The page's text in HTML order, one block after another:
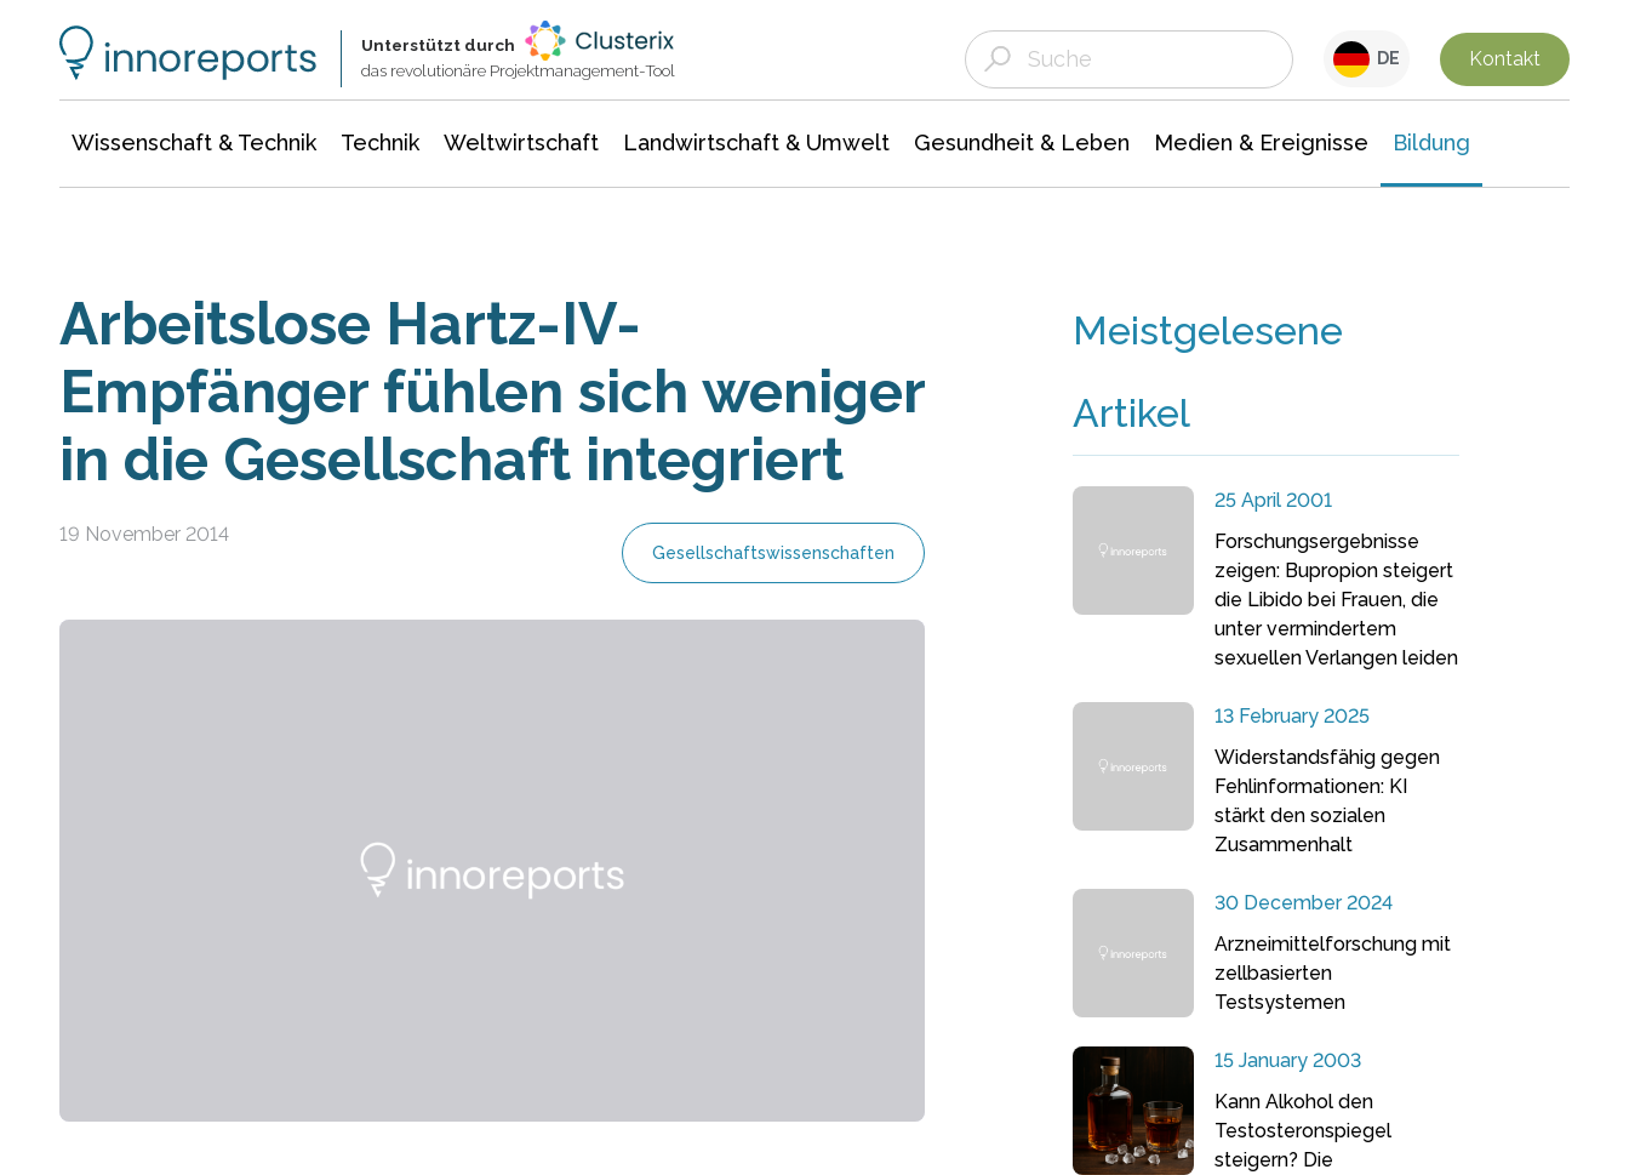
Unterstützt durch
das revolutionäre Projektmanagement-Tool
DE Kontakt
Wissenschaft & Technik Technik Weltwirtschaft Landwirtschaft & Umwelt Gesundheit & Leben Medien & Ereignisse Bildung
Arbeitslose Hartz-IV-
Empfänger fühlen sich weniger
in die Gesellschaft integriert
19 November 2014
Gesellschaftswissenschaften
Meistgelesene
Artikel
25 April 2001
Forschungsergebnisse
zeigen: Bupropion steigert
die Libido bei Frauen, die
unter vermindertem
sexuellen Verlangen leiden
13 February 2025
Widerstandsfähig gegen
Fehlinformationen: KI
stärkt den sozialen
Zusammenhalt
30 December 2024
Arzneimittelforschung mit
zellbasierten
Testsystemen
15 January 2003
Kann Alkohol den
Testosteronspiegel
steigern? Die